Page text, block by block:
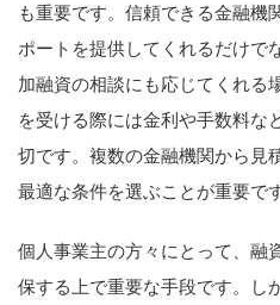
も重要です。信頼できる金融機
ポートを提供してくれるだけで
加融資の相談にも応じてくれる
を受ける際には金利や手数料な
切です。複数の金融機関から見
最適な条件を選ぶことが重要です
個人事業主の方々にとって、融
保する上で重要な手段です。し